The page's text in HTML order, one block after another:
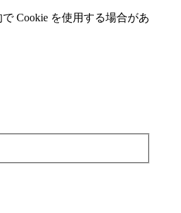
Cookie を使⽤する場合があ